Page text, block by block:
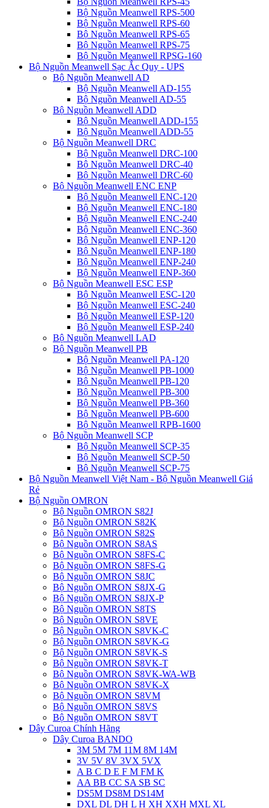
Bộ Nguồn Meanwell RPS-500
Bộ Nguồn Meanwell RPS-60
Bộ Nguồn Meanwell RPS-65
Bộ Nguồn Meanwell RPS-75
Bộ Nguồn Meanwell RPSG-160
Bộ Nguồn Meanwell Sạc Ắc Quy - UPS
Bộ Nguồn Meanwell AD
Bộ Nguồn Meanwell AD-155
Bộ Nguồn Meanwell AD-55
Bộ Nguồn Meanwell ADD
Bộ Nguồn Meanwell ADD-155
Bộ Nguồn Meanwell ADD-55
Bộ Nguồn Meanwell DRC
Bộ Nguồn Meanwell DRC-100
Bộ Nguồn Meanwell DRC-40
Bộ Nguồn Meanwell DRC-60
Bộ Nguồn Meanwell ENC ENP
Bộ Nguồn Meanwell ENC-120
Bộ Nguồn Meanwell ENC-180
Bộ Nguồn Meanwell ENC-240
Bộ Nguồn Meanwell ENC-360
Bộ Nguồn Meanwell ENP-120
Bộ Nguồn Meanwell ENP-180
Bộ Nguồn Meanwell ENP-240
Bộ Nguồn Meanwell ENP-360
Bộ Nguồn Meanwell ESC ESP
Bộ Nguồn Meanwell ESC-120
Bộ Nguồn Meanwell ESC-240
Bộ Nguồn Meanwell ESP-120
Bộ Nguồn Meanwell ESP-240
Bộ Nguồn Meanwell LAD
Bộ Nguồn Meanwell PB
Bộ Nguồn Meanwell PA-120
Bộ Nguồn Meanwell PB-1000
Bộ Nguồn Meanwell PB-120
Bộ Nguồn Meanwell PB-300
Bộ Nguồn Meanwell PB-360
Bộ Nguồn Meanwell PB-600
Bộ Nguồn Meanwell RPB-1600
Bộ Nguồn Meanwell SCP
Bộ Nguồn Meanwell SCP-35
Bộ Nguồn Meanwell SCP-50
Bộ Nguồn Meanwell SCP-75
Bộ Nguồn Meanwell Việt Nam - Bộ Nguồn Meanwell Giá
Rẻ
Bộ Nguồn OMRON
Bộ Nguồn OMRON S82J
Bộ Nguồn OMRON S82K
Bộ Nguồn OMRON S82S
Bộ Nguồn OMRON S8AS
Bộ Nguồn OMRON S8FS-C
Bộ Nguồn OMRON S8FS-G
Bộ Nguồn OMRON S8JC
Bộ Nguồn OMRON S8JX-G
Bộ Nguồn OMRON S8JX-P
Bộ Nguồn OMRON S8TS
Bộ Nguồn OMRON S8VE
Bộ Nguồn OMRON S8VK-C
Bộ Nguồn OMRON S8VK-G
Bộ Nguồn OMRON S8VK-S
Bộ Nguồn OMRON S8VK-T
Bộ Nguồn OMRON S8VK-WA-WB
Bộ Nguồn OMRON S8VK-X
Bộ Nguồn OMRON S8VM
Bộ Nguồn OMRON S8VS
Bộ Nguồn OMRON S8VT
Dây Curoa Chính Hãng
Dây Curoa BANDO
3M 5M 7M 11M 8M 14M
3V 5V 8V 3VX 5VX
A B C D E F M FM K
AA BB CC SA SB SC
DS5M DS8M DS14M
DXL DL DH L H XH XXH MXL XL